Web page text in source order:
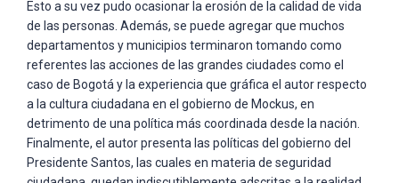
Esto a su vez pudo ocasionar la erosión de la calidad de vida
de las personas. Además, se puede agregar que muchos
departamentos y municipios terminaron tomando como
referentes las acciones de las grandes ciudades como el
caso de Bogotá y la experiencia que gráfica el autor respecto
a la cultura ciudadana en el gobierno de Mockus, en
detrimento de una política más coordinada desde la nación.
Finalmente, el autor presenta las políticas del gobierno del
Presidente Santos, las cuales en materia de seguridad